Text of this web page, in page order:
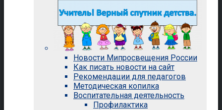
Новости Мипросвещения России
Как писать новости на сайт
Рекомендации для педагогов
Методическая копилка
Воспитательная деятельность
Профилактика